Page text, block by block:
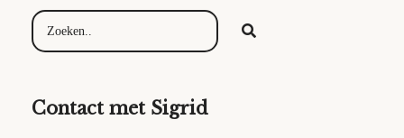
Contact met Sigrid